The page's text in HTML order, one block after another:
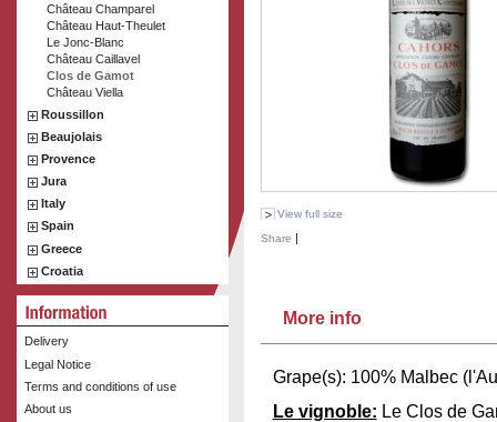
Château Champarel
Château Haut-Theulet
Le Jonc-Blanc
Château Caillavel
Clos de Gamot
Château Viella
Roussillon
Beaujolais
Provence
Jura
Italy
Spain
Greece
Croatia
Delivery
Legal Notice
Terms and conditions of use
About us
View full size
Share |
More info
Grape(s): 100% Malbec
Le vignoble: Le Clos de